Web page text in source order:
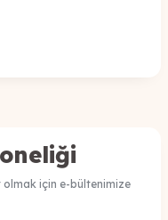
için e-bültenimize